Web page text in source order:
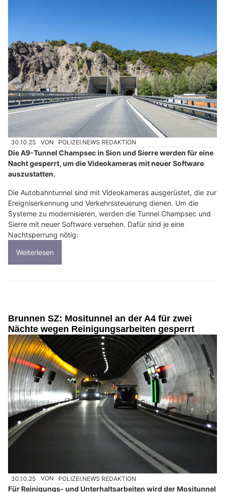
30.10.25 VON POLIZEI.NEWS REDAKTION
Die A9-Tunnel Champsec in Sion und Sierre werden für eine
Nacht gesperrt, um die Videokameras mit neuer Software
auszustatten.
Die Autobahntunnel sind mit Videokameras ausgerüstet, die zur
Ereigniserkennung und Verkehrssteuerung dienen. Um die
Systeme zu modernisieren, werden die Tunnel Champsec und
Sierre mit neuer Software versehen. Dafür sind je eine
Nachtsperrung nötig:
Weiterlesen
Brunnen SZ: Mositunnel an der A4 für zwei
Nächte wegen Reinigungsarbeiten gesperrt
30.10.25 VON POLIZEI.NEWS REDAKTION
Für Reinigungs- und Unterhaltsarbeiten wird der Mositunnel